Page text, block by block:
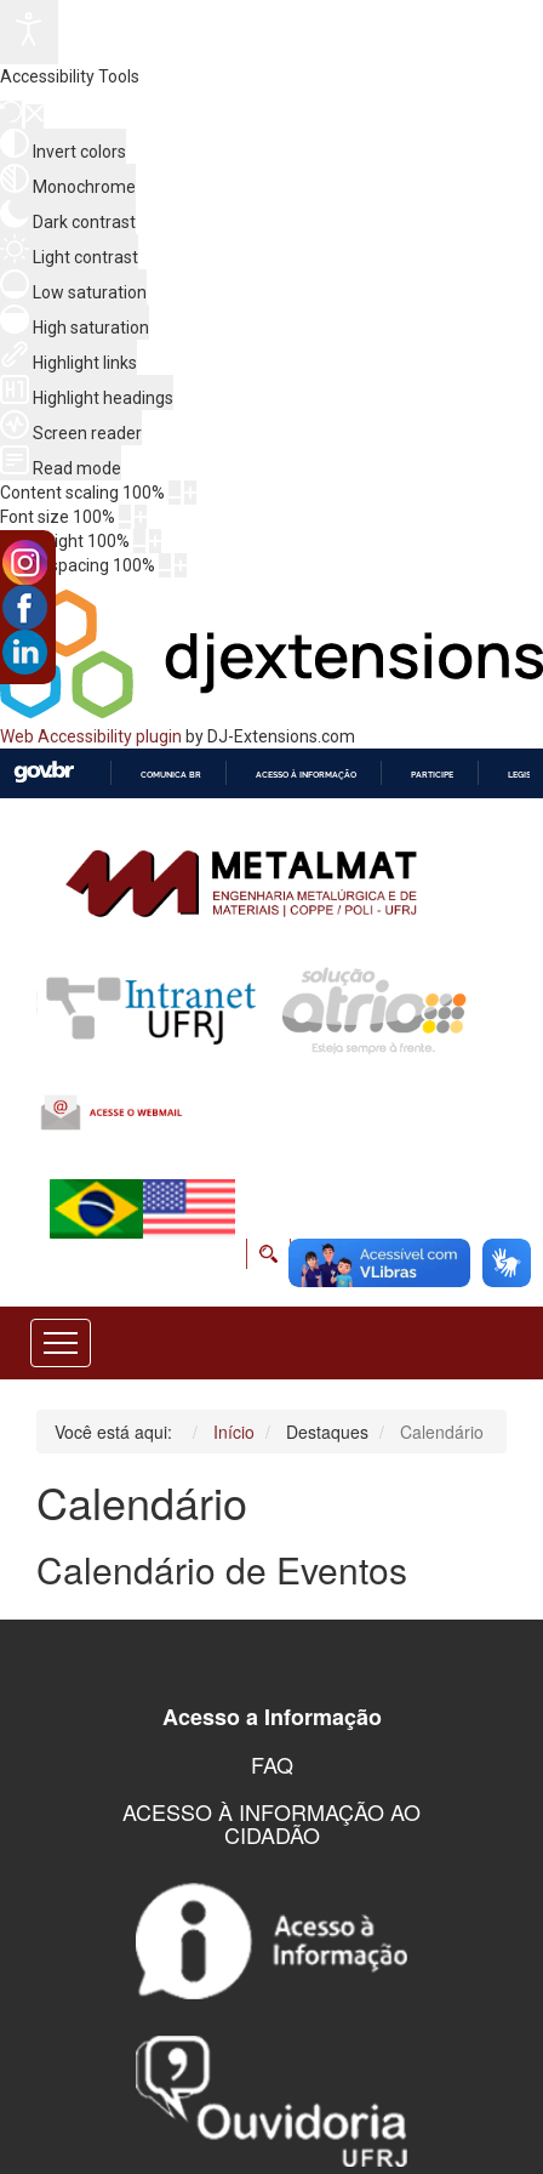
Accessibility Tools
Invert colors
Monochrome
Dark contrast
Light contrast
Low saturation
High saturation
Highlight links
Highlight headings
Screen reader
Read mode
Content scaling 100%
Font size 100%
Line height 100%
Letter spacing 100%
Web Accessibility plugin by DJ-Extensions.com
CONTEÚDO
COMUNICA BR ACESSO À INFORMAÇÃO PARTICIPE
Você está aqui: Início Destaques Calendário
Calendário
Calendário de Eventos
Acesso a Informação
FAQ
ACESSO À INFORMAÇÃO AO
CIDADÃO